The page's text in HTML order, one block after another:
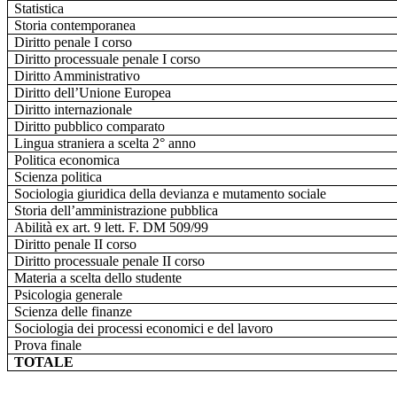
Statistica
Storia contemporanea
Diritto penale I corso
Diritto processuale penale I corso
Diritto Amministrativo
Diritto dell’Unione Europea
Diritto internazionale
Diritto pubblico comparato
Lingua straniera a scelta 2° anno
Politica economica
Scienza politica
Sociologia giuridica della devianza e mutamento sociale
Storia dell’amministrazione pubblica
Abilità ex art. 9 lett. F. DM 509/99
Diritto penale II corso
Diritto processuale penale II corso
Materia a scelta dello studente
Psicologia generale
Scienza delle finanze
Sociologia dei processi economici e del lavoro
Prova finale
TOTALE